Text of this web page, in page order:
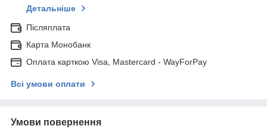
Детальніше
Післяплата
Карта Монобанк
Оплата карткою Visa, Mastercard - WayForPay
Всі умови оплати
Умови повернення